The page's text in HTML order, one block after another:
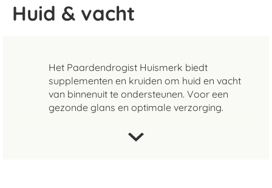
Huid & vacht
Het Paardendrogist Huismerk biedt
supplementen en kruiden om huid en vacht
van binnenuit te ondersteunen. Voor een
gezonde glans en optimale verzorging.